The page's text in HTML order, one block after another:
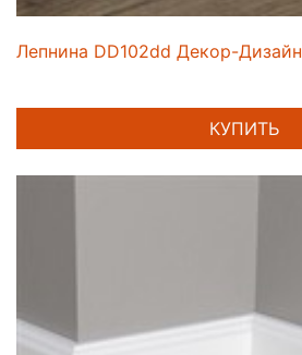
Лепнина DD102dd Декор-Дизайн
КУПИТЬ